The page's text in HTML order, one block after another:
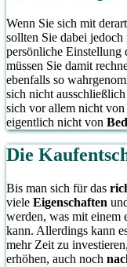
Wenn Sie sich mit
sollten Sie dabei jedoch
persönliche Einstellung
müssen Sie damit
ebenfalls so
sich nicht
sich vor allem nicht
eigentlich nicht von
Die
Bis man sich für das
viele Eigenschaften
werden, was mit einem
kann. Allerdings kann
mehr Zeit zu
erhöhen, auch noch